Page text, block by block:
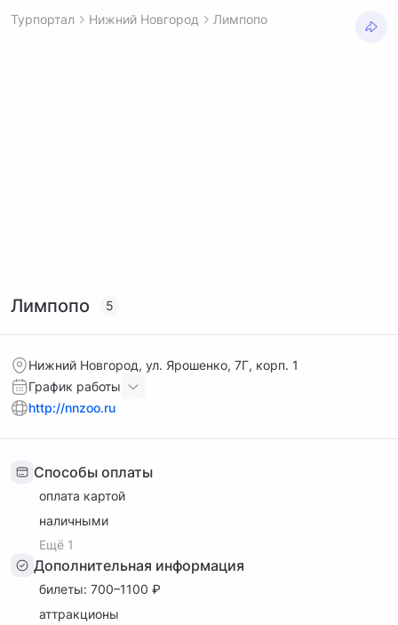
Турпортал Нижний Новгород Лимпопо
Лимпопо 5
Нижний Новгород, ул. Ярошенко, 7Г, корп. 1
График работы
http://nnzoo.ru
Способы оплаты
оплата картой
наличными
Ещё 1
Дополнительная информация
билеты: 700–1100 ₽
аттракционы